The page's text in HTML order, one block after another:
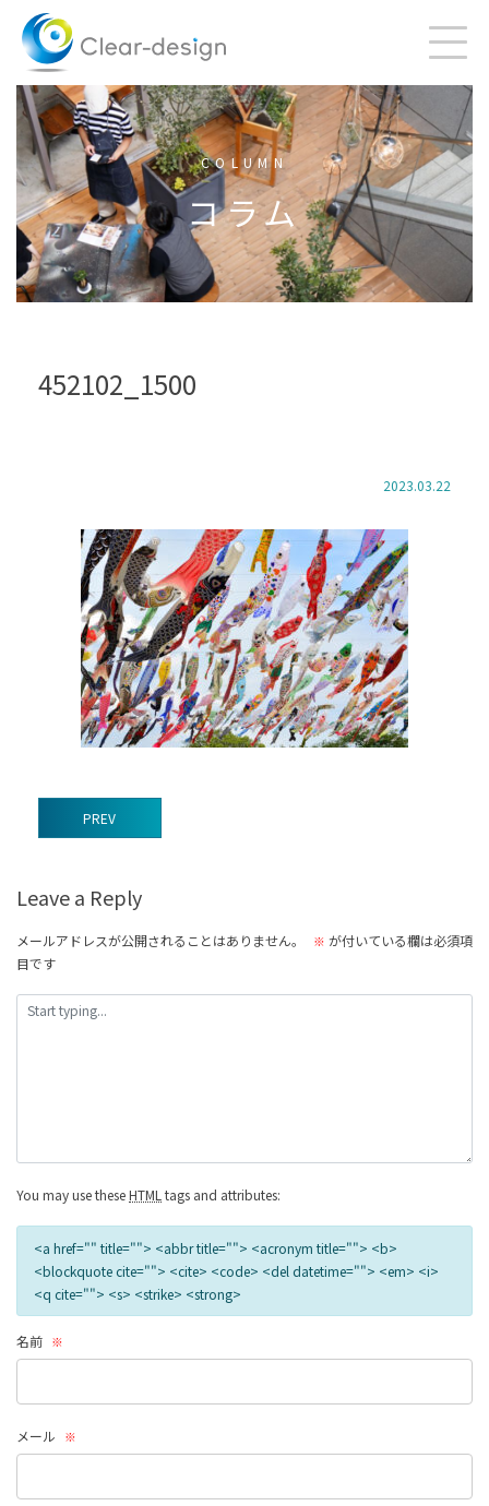
content
COLUMN
コラム
452102_1500
2023.03.22
後
記
事
へ
の
PREV
Leave a Reply
メールアドレスが公開されることはありません。 ※ が付いている欄は必須項
目です
You may use theseHTML tags and attributes:
<a href="" title=""> <abbr title=""> <acronym title=""> <b>
<blockquote cite=""> <cite> <code> <del datetime=""> <em> <i>
<q cite=""> <s> <strike> <strong>
名前 ※
メール ※